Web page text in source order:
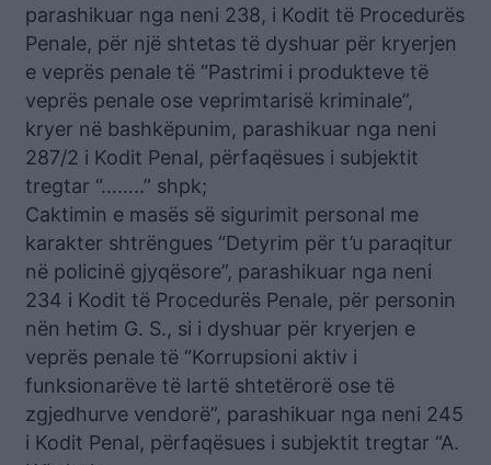
parashikuar nga neni 238, i Kodit të Procedurës
Penale, për një shtetas të dyshuar për kryerjen
e veprës penale të “Pastrimi i produkteve të
veprës penale ose veprimtarisë kriminale”,
kryer në bashkëpunim, parashikuar nga neni
287/2 i Kodit Penal, përfaqësues i subjektit
tregtar “……..” shpk;
Caktimin e masës së sigurimit personal me
karakter shtrëngues “Detyrim për t’u paraqitur
në policinë gjyqësore”, parashikuar nga neni
234 i Kodit të Procedurës Penale, për personin
nën hetim G. S., si i dyshuar për kryerjen e
veprës penale të “Korrupsioni aktiv i
funksionarëve të lartë shtetërorë ose të
zgjedhurve vendorë”, parashikuar nga neni 245
i Kodit Penal, përfaqësues i subjektit tregtar “A.